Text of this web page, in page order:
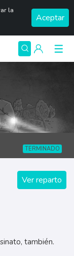
la
Aceptar
TERMINADO
Ver reparto
también.